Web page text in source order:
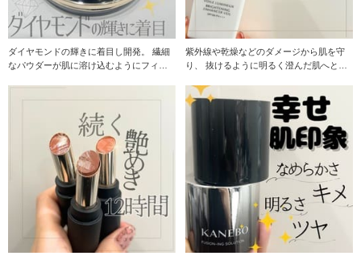
ダイヤモンドの輝きに着目し開発。 繊細
なパウダーが肌に溶け込むようにフィッ
紫外線や乾燥などのダメージから肌を守
り、 抜けるように明るく澄んだ肌へと仕